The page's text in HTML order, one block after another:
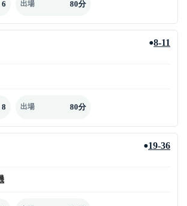
6 出場 80分
●8-11
8 出場 80分
●19-36